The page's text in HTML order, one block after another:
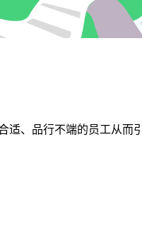
适、品行不端的员工从